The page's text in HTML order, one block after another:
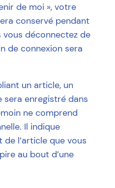
de moi », votre
conservé pendant
vous déconnectez de
de connexion sera
un article, un
enregistré dans
ne comprend
Il indique
de l’article que vous
au bout d’une